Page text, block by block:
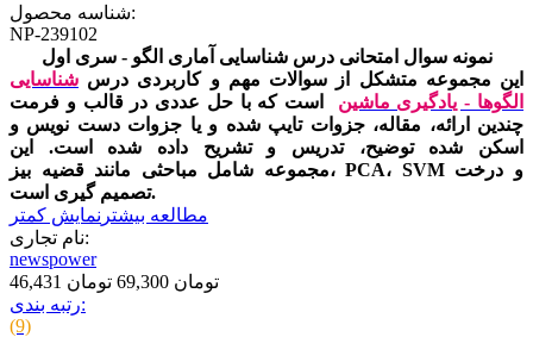
شناسه محصول:
NP-239102
نمونه سوال امتحانی درس شناسایی آماری الگو - سری اول
این مجموعه متشکل از سوالات مهم و کاربردی درس شناسایی
الگوها - یادگیری ماشین است که با حل عددی در قالب و فرمت
چندین ارائه، مقاله، جزوات تایپ شده و یا جزوات دست نویس و
اسکن شده توضیح، تدریس و تشریح داده شده است. این
مجموعه شامل مباحثی مانند قضیه بیز، PCA، SVM و درخت
تصمیم گیری است.
مطالعه بیشتر نمایش کمتر
نام تجاری:
newspower
46,431 تومان 69,300 تومان
رتبه بندی:
(9)